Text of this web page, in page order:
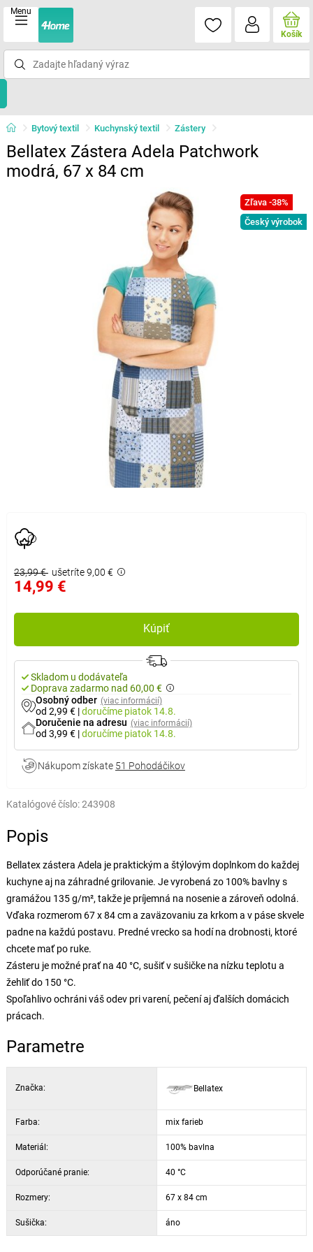
Menu
Košík
Bytový textil Kuchynský textil Zástery
Bellatex Zástera Adela Patchwork
modrá, 67 x 84 cm
Zľava -38%
Český výrobok
23,99 € ušetríte 9,00 €
14,99 €
Kúpiť
Skladom u dodávateľa
Doprava zadarmo nad 60,00 €
Osobný odber (viac informácií)
od 2,99 € |doručíme piatok 14.8.
Doručenie na adresu (viac informácií)
od 3,99 € |doručíme piatok 14.8.
Nákupom získate 51 Pohodáčikov
Katalógové číslo:243908
Popis
Bellatex zástera Adela je praktickým a štýlovým doplnkom do každej
kuchyne aj na záhradné grilovanie. Je vyrobená zo 100% bavlny s
gramážou 135 g/m², takže je príjemná na nosenie a zároveň odolná.
Vďaka rozmerom 67 x 84 cm a zaväzovaniu za krkom a v páse skvele
padne na každú postavu. Predné vrecko sa hodí na drobnosti, ktoré
chcete mať po ruke.
Zásteru je možné prať na 40 °C, sušiť v sušičke na nízku teplotu a
žehliť do 150 °C.
Spoľahlivo ochráni váš odev pri varení, pečení aj ďalších domácich
prácach.
Parametre
Značka: Bellatex
Farba: mix farieb
Materiál: 100% bavlna
Odporúčané pranie: 40 °C
Rozmery: 67 x 84 cm
Sušička: áno